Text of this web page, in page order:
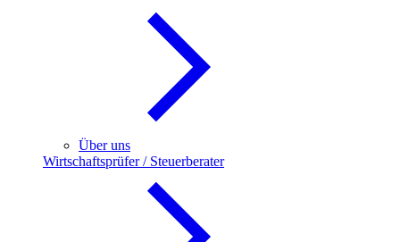
Über uns
Wirtschaftsprüfer / Steuerberater